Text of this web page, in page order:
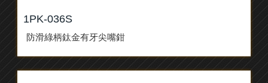
1PK-036S
防滑綠柄鈦金有牙尖嘴鉗